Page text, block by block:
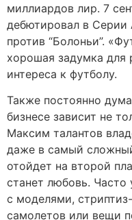
миллиардов лир. 7
дебютировал в Серии
против “Болоньи”.
хорошая задумка для
интереса к футболу.
Также постоянно
бизнесе зависит не
Максим талантов
даже в самый
отойдет на второй
станет любовь. Часто
с моделями,
самолетов или вещи